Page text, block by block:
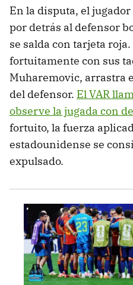
En la disputa, el
por detrás al defensor
se salda con tarjeta
fortuitamente con sus
Muharemovic, arrastra
del defensor. El VAR
observe la jugada con
fortuito, la fuerza
estadounidense se
expulsado.